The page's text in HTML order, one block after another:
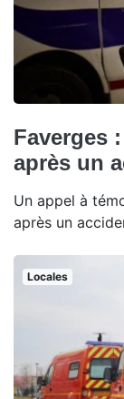
Faverges
après un
Un appel à
après un
Locales